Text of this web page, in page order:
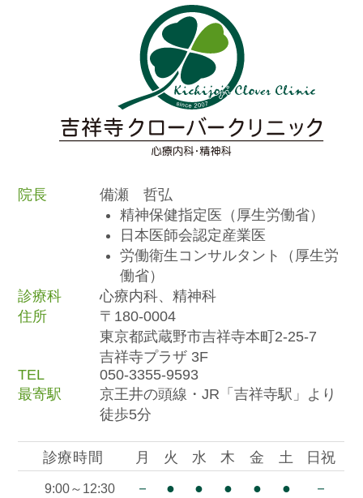
院長
備瀬 哲弘
精神保健指定医（厚生労働省）
日本医師会認定産業医
労働衛生コンサルタント（厚生労
働省）
診療科
心療内科、精神科
住所
〒180-0004
東京都武蔵野市吉祥寺本町2-25-7
吉祥寺プラザ 3F
TEL
050-3355-9593
最寄駅
京王井の頭線・JR「吉祥寺駅」より
徒歩5分
診療時間 月 火 水 木 金 土 日祝
9:00～12:30 － ● ● ● ● ● －